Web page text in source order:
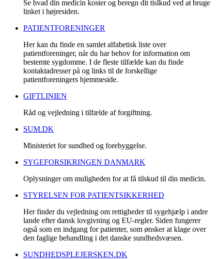
Se hvad din medicin koster og beregn dit tislkud ved at bruge
linket i højresiden.
PATIENTFORENINGER
Her kan du finde en samlet alfabetisk liste over
patientforeninger, når du har behov for information om
bestemte sygdomme. I de fleste tilfælde kan du finde
kontaktadresser på og links til de forskellige
patientforeningers hjemmeside.
GIFTLINIEN
Råd og vejledning i tilfælde af forgiftning.
SUM.DK
Ministeriet for sundhed og forebyggelse.
SYGEFORSIKRINGEN DANMARK
Oplysninger om muligheden for at få tilskud til din medicin.
STYRELSEN FOR PATIENTSIKKERHED
Her finder du vejledning om rettigheder til sygehjælp i andre
lande efter dansk lovgivning og EU-regler. Siden fungerer
også som en indgang for patienter, som ønsker at klage over
den faglige behandling i det danske sundhedsvæsen.
SUNDHEDSPLEJERSKEN.DK